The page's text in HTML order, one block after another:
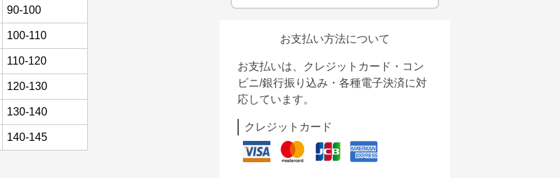
90-100
100-110
110-120
120-130
130-140
140-145
お支払い方法について
お支払いは、クレジットカード・コン
ビニ/銀行振り込み・各種電子決済に対
応しています。
クレジットカード